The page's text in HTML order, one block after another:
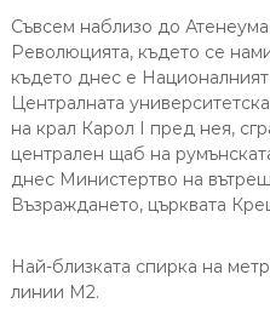
Съвсем наблизо до
Революцията, където се
където днес е Националният
Централната
на крал Карол I пред нея,
централен щаб на
днес Министертво на
Възраждането, църквата
Най-близката спирка на
линии М2.